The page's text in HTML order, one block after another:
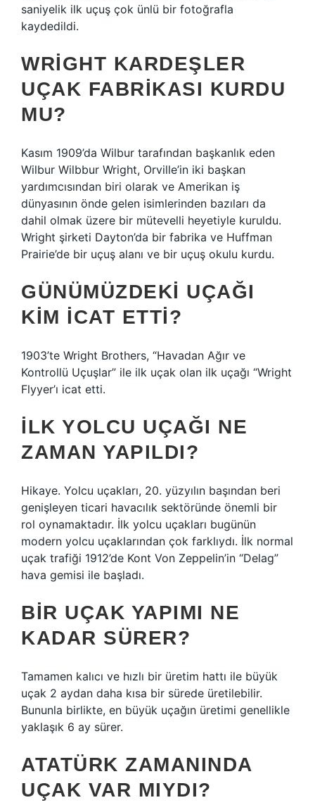
saniyelik ilk uçuş çok ünlü bir fotoğrafla
kaydedildi.
WRIGHT KARDEŞLER
UÇAK FABRIKASI KURDU
MU?
Kasım 1909’da Wilbur tarafından başkanlık eden
Wilbur Wilbbur Wright, Orville’in iki başkan
yardımcısından biri olarak ve Amerikan iş
dünyasının önde gelen isimlerinden bazıları da
dahil olmak üzere bir mütevelli heyetiyle kuruldu.
Wright şirketi Dayton’da bir fabrika ve Huffman
Prairie’de bir uçuş alanı ve bir uçuş okulu kurdu.
GÜNÜMÜZDEKI UÇAĞI
KIM ICAT ETTI?
1903’te Wright Brothers, “Havadan Ağır ve
Kontrollü Uçuşlar” ile ilk uçak olan ilk uçağı “Wright
Flyyer’ı icat etti.
İLK YOLCU UÇAĞI NE
ZAMAN YAPILDI?
Hikaye. Yolcu uçakları, 20. yüzyılın başından beri
genişleyen ticari havacılık sektöründe önemli bir
rol oynamaktadır. İlk yolcu uçakları bugünün
modern yolcu uçaklarından çok farklıydı. İlk normal
uçak trafiği 1912’de Kont Von Zeppelin’in “Delag”
hava gemisi ile başladı.
BIR UÇAK YAPIMI NE
KADAR SÜRER?
Tamamen kalıcı ve hızlı bir üretim hattı ile büyük
uçak 2 aydan daha kısa bir sürede üretilebilir.
Bununla birlikte, en büyük uçağın üretimi genellikle
yaklaşık 6 ay sürer.
ATATÜRK ZAMANINDA
UÇAK VAR MIYDI?